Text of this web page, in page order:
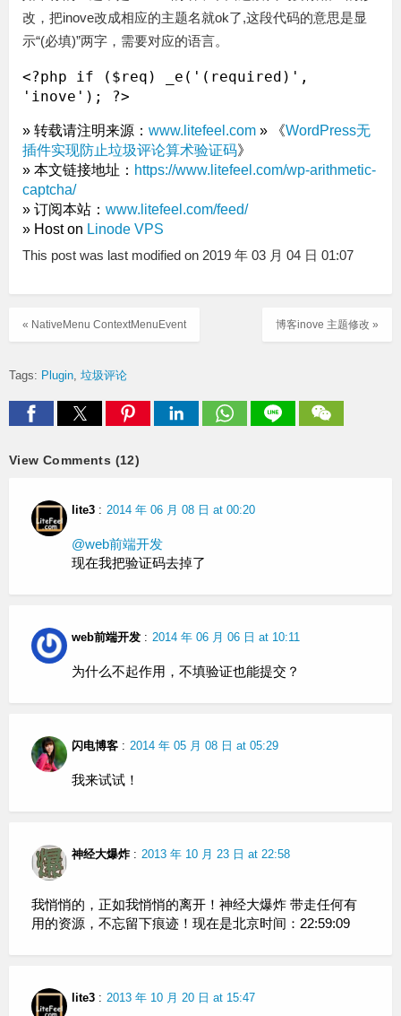
改，把inove改成相应的主题名就ok了,这段代码的意思是显
示“(必填)”两字，需要对应的语言。
<?php if ($req) _e('(required)',
» 转载请注明来源： www.litefeel.com » 《WordPress无
插件实现防止垃圾评论算术验证码》
» 本文链接地址： https://www.litefeel.com/wp-arithmetic-
captcha/
» 订阅本站： www.litefeel.com/feed/
» Host on Linode VPS
This post was last modified on 2019 年 03 月 04 日 01:07
博客inove 主题修改 »
« NativeMenu ContextMenuEvent
Tags: Plugin 垃圾评论
View Comments (12)
lite3 : 2014 年 06 月 08 日 at 00:20
@web前端开发
现在我把验证码去掉了
web前端开发 : 2014 年 06 月 06 日 at 10:11
为什么不起作用，不填验证也能提交？
闪电博客 : 2014 年 05 月 08 日 at 05:29
我来试试！
神经大爆炸 : 2013 年 10 月 23 日 at 22:58
我悄悄的，正如我悄悄的离开！神经大爆炸 带走任何有
用的资源，不忘留下痕迹！现在是北京时间：22:59:09
lite3 : 2013 年 10 月 20 日 at 15:47